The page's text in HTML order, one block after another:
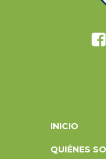
INICIO
QUIÉNES